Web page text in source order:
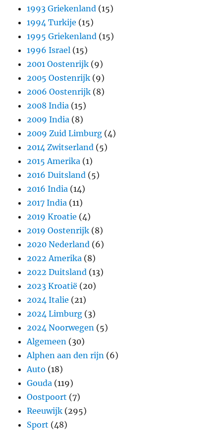
1993 Griekenland (15)
1994 Turkije (15)
1995 Griekenland (15)
1996 Israel (15)
2001 Oostenrijk (9)
2005 Oostenrijk (9)
2006 Oostenrijk (8)
2008 India (15)
2009 India (8)
2009 Zuid Limburg (4)
2014 Zwitserland (5)
2015 Amerika (1)
2016 Duitsland (5)
2016 India (14)
2017 India (11)
2019 Kroatie (4)
2019 Oostenrijk (8)
2020 Nederland (6)
2022 Amerika (8)
2022 Duitsland (13)
2023 Kroatië (20)
2024 Italie (21)
2024 Limburg (3)
2024 Noorwegen (5)
Algemeen (30)
Alphen aan den rijn (6)
Auto (18)
Gouda (119)
Oostpoort (7)
Reeuwijk (295)
Sport (48)